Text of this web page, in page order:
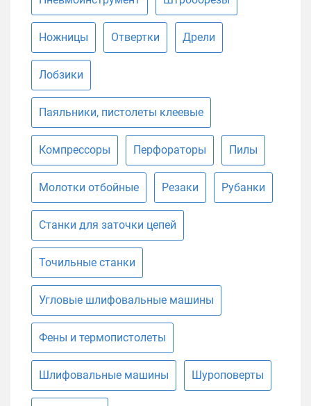
Ножницы Отвертки Дрели
Лобзики
Паяльники, пистолеты клеевые
Компрессоры Перфораторы Пилы
Молотки отбойные Резаки Рубанки
Станки для заточки цепей
Точильные станки
Угловые шлифовальные машины
Фены и термопистолеты
Шлифовальные машины Шуроповерты